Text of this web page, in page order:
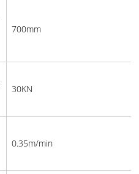
700mm
30KN
0.35m/min